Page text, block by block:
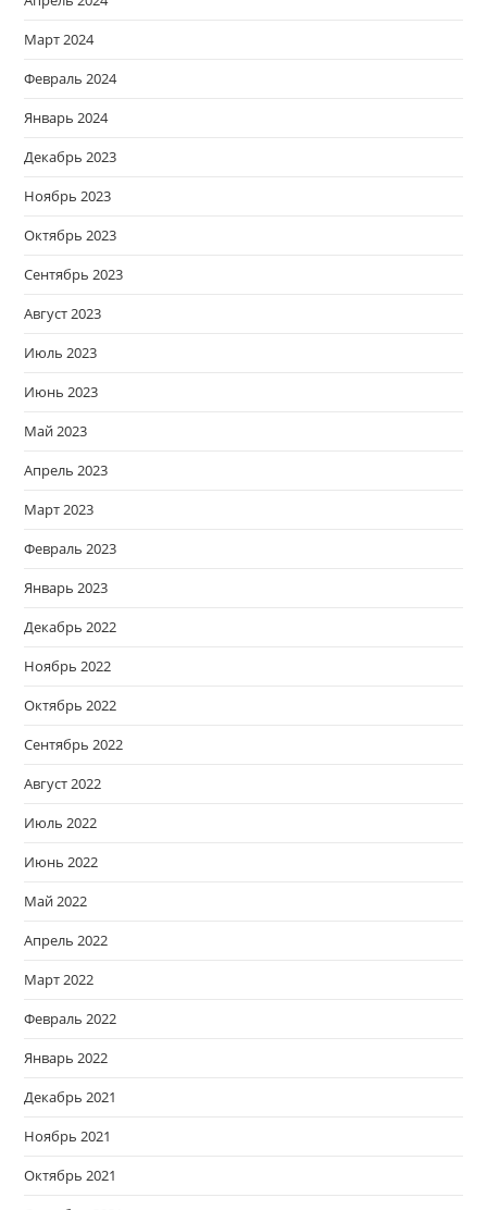
Март 2024
Февраль 2024
Январь 2024
Декабрь 2023
Ноябрь 2023
Октябрь 2023
Сентябрь 2023
Август 2023
Июль 2023
Июнь 2023
Май 2023
Апрель 2023
Март 2023
Февраль 2023
Январь 2023
Декабрь 2022
Ноябрь 2022
Октябрь 2022
Сентябрь 2022
Август 2022
Июль 2022
Июнь 2022
Май 2022
Апрель 2022
Март 2022
Февраль 2022
Январь 2022
Декабрь 2021
Ноябрь 2021
Октябрь 2021